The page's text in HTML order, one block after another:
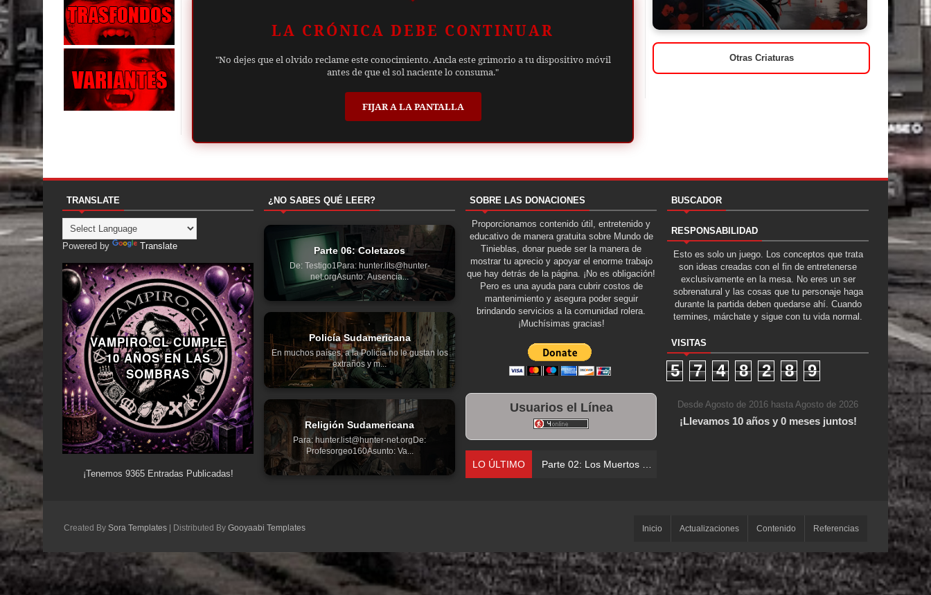
LA CRÓNICA DEBE CONTINUAR
"No dejes que el olvido reclame este conocimiento. Ancla este grimorio a tu dispositivo móvil
antes de que el sol naciente lo consuma."
FIJAR A LA PANTALLA
Otras Criaturas
TRANSLATE
Powered by Translate
VAMPIRO.CL CUMPLE
10 AÑOS EN LAS
SOMBRAS
¡Tenemos 9365Entradas Publicadas!
¿NO SABES QUÉ LEER?
Parte 06: Coletazos
De: Testigo1Para: hunter.lits@hunter-
net.orgAsunto: Ausencia...
Policía Sudamericana
En muchos países, a la Policía no le gustan los
extraños y m...
Religión Sudamericana
Para: hunter.list@hunter-net.orgDe:
Profesorgeo160Asunto: Va...
SOBRE LAS DONACIONES
Proporcionamos contenido útil, entretenido y
educativo de manera gratuita sobre Mundo de
Tinieblas, donar puede ser la manera de
mostrar tu aprecio y apoyar el enorme trabajo
que hay detrás de la página. ¡No es obligación!
Pero es una ayuda para cubrir costos de
mantenimiento y asegura poder seguir
brindando servicios a la comunidad rolera.
¡Muchísimas gracias!
Usuarios el Línea
LO ÚLTIMO Parte 02: Los Muertos Gobiernan a los Vivos
BUSCADOR
RESPONSABILIDAD
Esto es solo un juego. Los conceptos que trata
son ideas creadas con el fin de entretenerse
exclusivamente en la mesa. No eres un ser
sobrenatural y las cosas que tu personaje haga
durante la partida deben quedarse ahí. Cuando
termines, márchate y sigue con tu vida normal.
VISITAS
5 7 4 8 2 8 9
Desde Agosto de 2016 hasta Agosto de 2026
¡Llevamos 10 años y 0 meses juntos!
Created By Sora Templates | Distributed By Gooyaabi Templates Inicio Actualizaciones Contenido Referencias